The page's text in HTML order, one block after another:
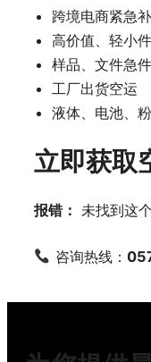
跨境电商紧急
高价值、轻小
样品、文件急件
工厂出货空运
液体、电池、
立即获取
报错： 未找到这
咨询热线：